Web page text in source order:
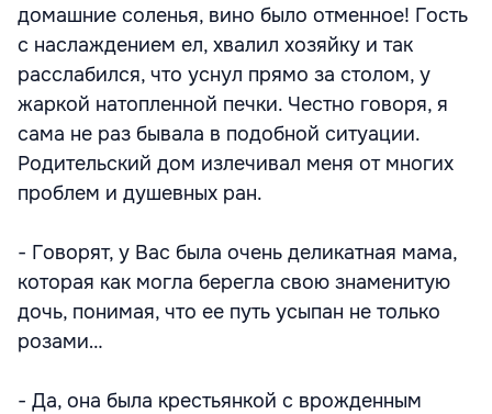
домашние соленья, вино было отменное! Гость
с наслаждением ел, хвалил хозяйку и так
расслабился, что уснул прямо за столом, у
жаркой натопленной печки. Честно говоря, я
сама не раз бывала в подобной ситуации.
Родительский дом излечивал меня от многих
проблем и душевных ран.
- Говорят, у Вас была очень деликатная мама,
которая как могла берегла свою знаменитую
дочь, понимая, что ее путь усыпан не только
розами…
- Да, она была крестьянкой с врожденным